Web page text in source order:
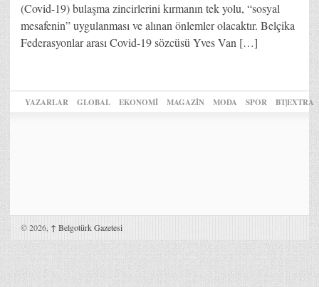
(Covid-19) bulaşma zincirlerini kırmanın tek yolu, “sosyal
mesafenin” uygulanması ve alınan önlemler olacaktır. Belçika
Federasyonlar arası Covid-19 sözcüsü Yves Van […]
YAZARLAR GLOBAL EKONOMİ MAGAZİN MODA SPOR BT|EXTRA
© 2026, ↑ Belgotürk Gazetesi